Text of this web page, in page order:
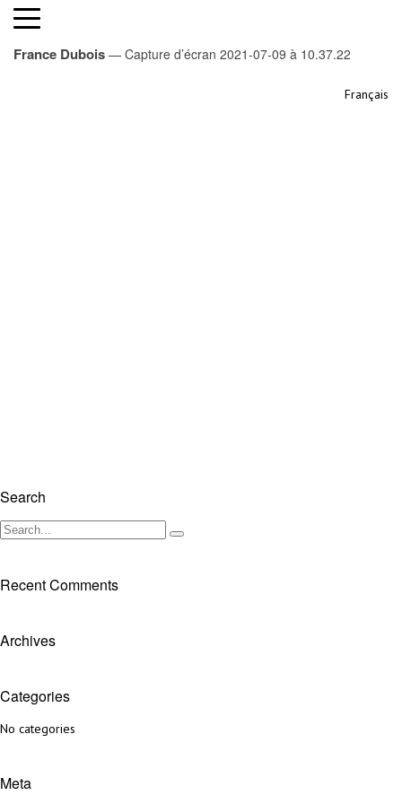
France Dubois — Capture d’écran 2021-07-09 à 10.37.22
Français
Capture d’écran 2021-07-09 à 10.37.22
Search
Recent Comments
Archives
Categories
No categories
Meta